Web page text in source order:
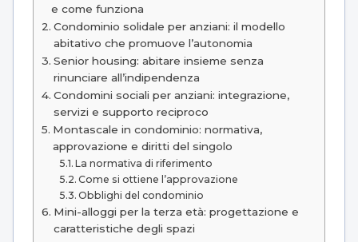
e come funziona
Condominio solidale per anziani: il modello
abitativo che promuove l’autonomia
Senior housing: abitare insieme senza
rinunciare all’indipendenza
Condomini sociali per anziani: integrazione,
servizi e supporto reciproco
Montascale in condominio: normativa,
approvazione e diritti del singolo
La normativa di riferimento
Come si ottiene l’approvazione
Obblighi del condominio
Mini-alloggi per la terza età: progettazione e
caratteristiche degli spazi